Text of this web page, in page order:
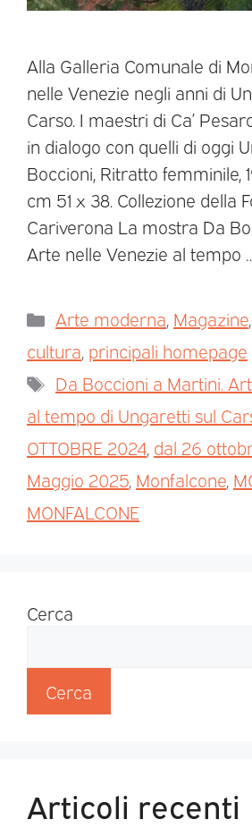
Alla Galleria Comunale di
nelle Venezie negli anni di
Carso. I maestri di Ca’
in dialogo con quelli di oggi
Boccioni, Ritratto femminile,
cm 51 x 38. Collezione della
Cariverona La mostra Da
Arte nelle Venezie al tempo …
Arte moderna Magazine
cultura principali homepage
Da Boccioni a Martini.
al tempo di Ungaretti sul
OTTOBRE 2024 dal 26
Maggio 2025 Monfalcone
MONFALCONE
Cerca
Cerca
Articoli recenti